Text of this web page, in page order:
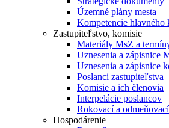
Územné plány mesta
Kompetencie hlavného
Zastupiteľstvo, komisie
Materiály MsZ a
Uznesenia a zápisnice
Uznesenia a zápisnice
Poslanci zastupiteľstva
Komisie a ich členovia
Interpelácie poslancov
Rokovací a
Hospodárenie